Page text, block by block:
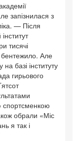
запізнилася з
— Після
тисячі
бентежило. Але
базі інституту
гирьового
обрали «Міс
я так і